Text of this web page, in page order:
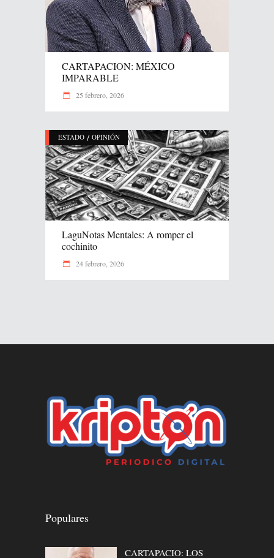
CARTAPACION: MÉXICO
IMPARABLE
25 febrero, 2026
ESTADO / OPINIÓN
LaguNotas Mentales: A romper el
cochinito
24 febrero, 2026
Populares
CARTAPACIO: LOS